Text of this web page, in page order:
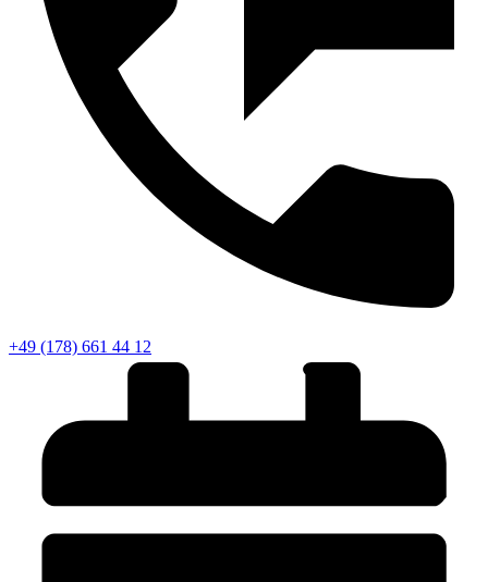
+49 (178) 661 44 12